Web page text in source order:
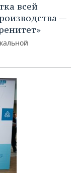
всей
—